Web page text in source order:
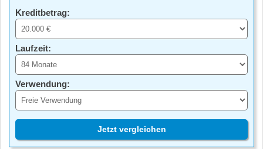
Kreditbetrag:
Laufzeit:
Verwendung:
Jetzt vergleichen